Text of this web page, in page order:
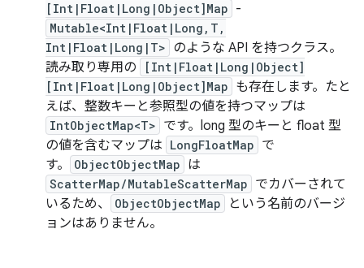
[Int|Float|Long|Object]Map -
Mutable<Int|Float|Long,T,
Int|Float|Long|T> のような API を持つクラス。
読み取り専用の
[Int|Float|Long|Object]
[Int|Float|Long|Object]Map も存在します。たと
えば、整数キーと参照型の値を持つマップは
IntObjectMap<T> です。long 型のキーと float 型
の値を含むマップは LongFloatMap で
す。
ObjectObjectMap は
ScatterMap/MutableScatterMap でカバーされて
いるため、
ObjectObjectMap
という名前のバージ
ョンはありません。